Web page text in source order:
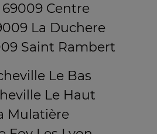
69009 Centre
La Duchere
Saint Rambert
Le Bas
Le Haut
Mulatière